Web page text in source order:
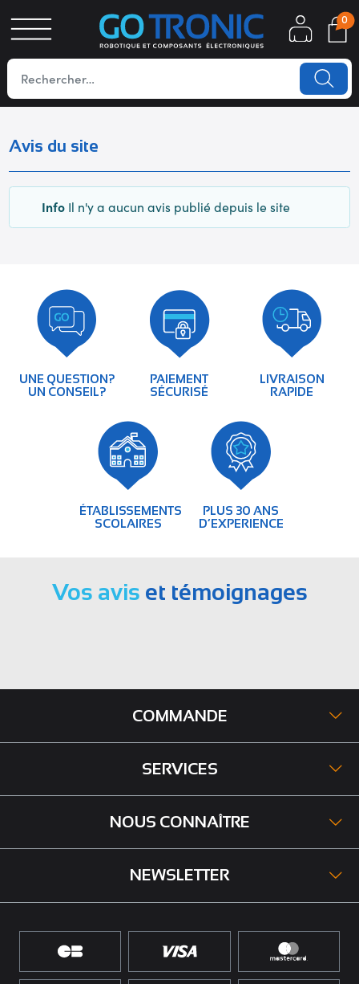
0
Avis du site
Info Il n'y a aucun avis publié depuis le site
UNE QUESTION?
UN CONSEIL?
PAIEMENT
SÉCURISÉ
LIVRAISON
RAPIDE
ÉTABLISSEMENTS
SCOLAIRES
PLUS 30 ANS
D’EXPERIENCE
Vos avis et témoignages
COMMANDE
SERVICES
NOUS CONNAÎTRE
NEWSLETTER